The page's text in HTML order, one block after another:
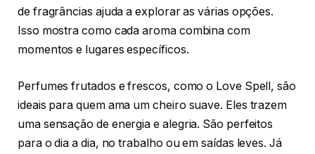
de fragrâncias ajuda a explorar as várias opções.
Isso mostra como cada aroma combina com
momentos e lugares específicos.
Perfumes frutados e frescos, como o Love Spell, são
ideais para quem ama um cheiro suave. Eles trazem
uma sensação de energia e alegria. São perfeitos
para o dia a dia, no trabalho ou em saídas leves. Já